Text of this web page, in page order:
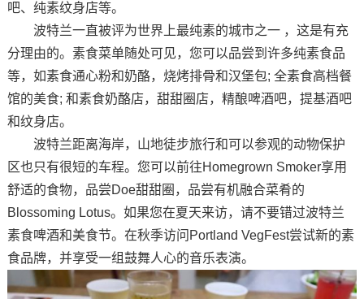
吧、纯素纹身店等。
波特兰一直被评为世界上最纯素的城市之一 ，这是有充
分理由的。素食菜单随处可见，您可以品尝到许多纯素食品
等，如素食通心粉和奶酪，烧烤排骨和汉堡包; 全素食高档餐
馆的美食; 和素食奶酪店，甜甜圈店，精酿啤酒吧，提基酒吧
和纹身店。
波特兰距离海岸，山地徒步旅行和可以参观的动物保护
区也只有很短的车程。您可以前往Homegrown Smoker享用
舒适的食物，品尝Doe甜甜圈，品尝有机融合菜肴的
Blossoming Lotus。如果您在夏天来访，请不要错过波特兰
素食啤酒和美食节。在秋季访问Portland VegFest尝试新的素
食品牌，并享受一组鼓舞人心的音乐表演。